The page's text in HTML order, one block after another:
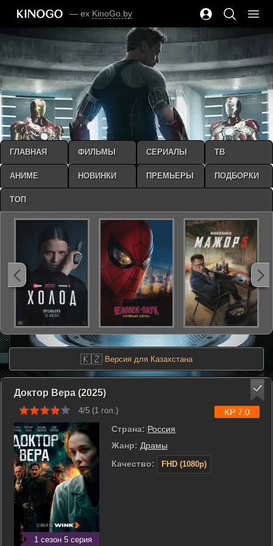
— ex KinoGo.by
🇰🇿 Версия для Казахстана
Доктор Вера (2025)
4/5 (1 гол.)
1 сезон 5 серия
Страна: Россия
Жанр: Драмы
Качество:
FHD (1080p)
KP 7.0
ГЛАВНАЯ ФИЛЬМЫ СЕРИАЛЫ ТВ
АНИМЕ НОВИНКИ ПРЕМЬЕРЫ ПОДБОРКИ
ТОП